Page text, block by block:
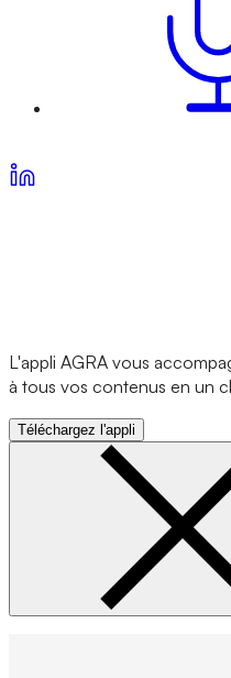
L'appli AGRA vous
à tous vos contenus en un
Téléchargez l'appli